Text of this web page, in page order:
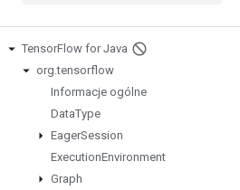
TensorFlow for Java
org.tensorflow
Informacje ogólne
DataType
EagerSession
ExecutionEnvironment
Graph